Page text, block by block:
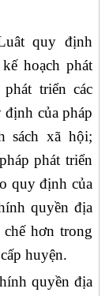
quy định
hoạch phát
triển các
của pháp
sách xã hội;
phát triển
quy định của
quyền địa
hơn trong
huyện.
quyền địa